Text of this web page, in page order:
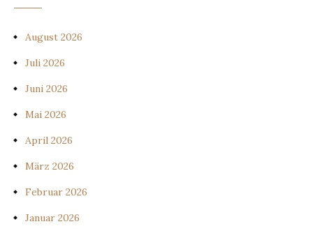
August 2026
Juli 2026
Juni 2026
Mai 2026
April 2026
März 2026
Februar 2026
Januar 2026